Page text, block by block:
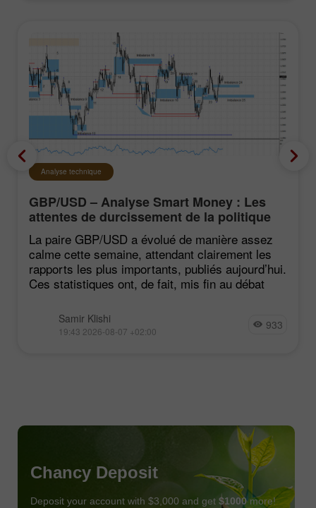
Analyse technique
GBP/USD – Analyse Smart Money : Les
attentes de durcissement de la politique
du FOMC restent faibles
La paire GBP/USD a évolué de manière assez
calme cette semaine, attendant clairement les
rapports les plus importants, publiés aujourd’hui.
Ces statistiques ont, de fait, mis fin au débat
Samir Klishi
19:43 2026-08-07 +02:00 933
Chancy Deposit
Deposit your account with $3,000 and get $1000more!